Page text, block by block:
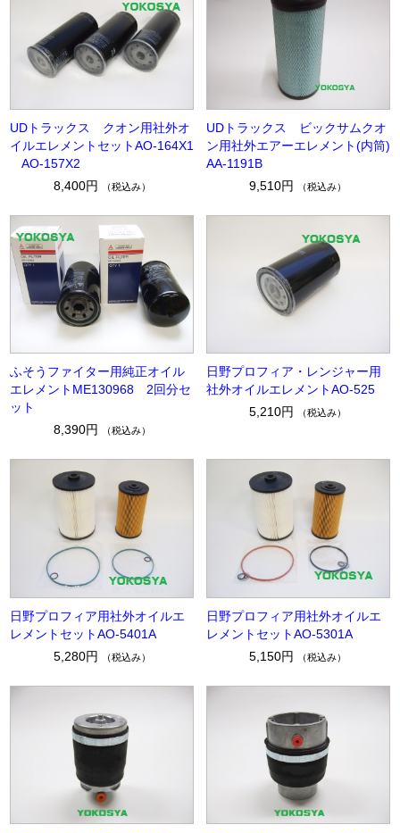
UDトラックス クオン用社外オ
イルエレメントセットAO-164X1
AO-157X2
8,400円
（税込み）
UDトラックス ビックサムクオ
ン用社外エアーエレメント(内筒)
AA-1191B
9,510円
（税込み）
ふそうファイター用純正オイル
エレメントME130968 2回分セ
ット
8,390円
（税込み）
日野プロフィア・レンジャー用
社外オイルエレメントAO-525
5,210円
（税込み）
日野プロフィア用社外オイルエ
レメントセットAO-5401A
5,280円
（税込み）
日野プロフィア用社外オイルエ
レメントセットAO-5301A
5,150円
（税込み）